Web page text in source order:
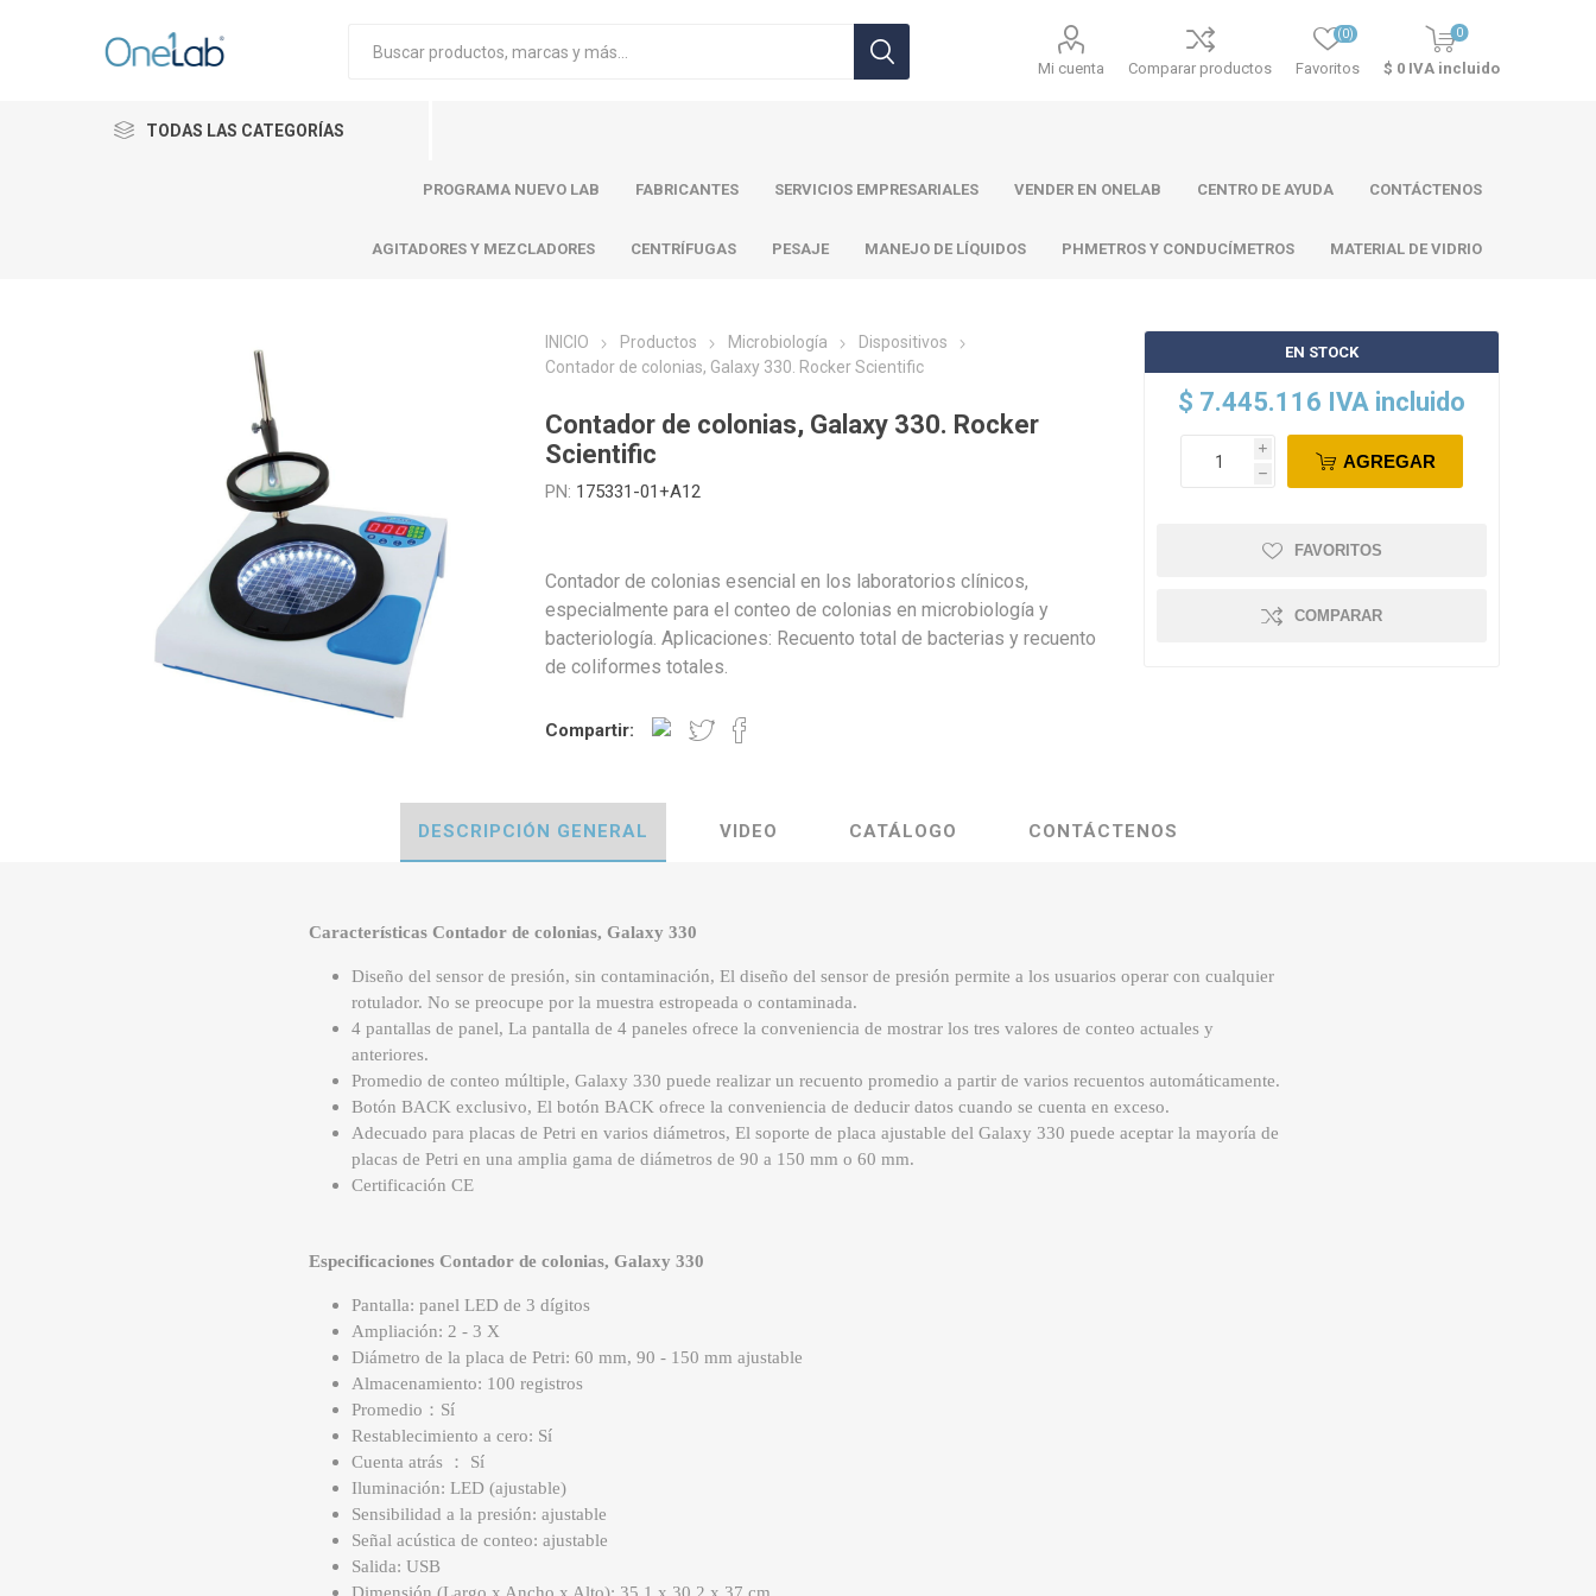
Mi cuenta Comparar productos Favoritos
(0) 0
$ 0 IVA incluido
TODAS LAS CATEGORÍAS
PROGRAMA NUEVO LAB FABRICANTES
Atago
Thermo
Scientific
SERVICIOS EMPRESARIALES VENDER EN ONELAB CENTRO DE AYUDA CONTÁCTENOS
AGITADORES Y MEZCLADORES CENTRÍFUGAS PESAJE MANEJO DE LÍQUIDOS PHMETROS Y CONDUCÍMETROS MATERIAL DE VIDRIO
INICIO Productos Microbiología
Dispositivos
Contador de colonias, Galaxy 330. Rocker Scientific
Contador de colonias, Galaxy 330. Rocker
Scientific
PN: 175331-01+A12
Contador de colonias esencial en los laboratorios clínicos,
especialmente para el conteo de colonias en microbiología y
bacteriología. Aplicaciones: Recuento total de bacterias y recuento
de coliformes totales.
Compartir:
EN STOCK
$ 7.445.116 IVA incluido
i
h
AGREGAR
FAVORITOS
COMPARAR
DESCRIPCIÓN GENERAL VIDEO CATÁLOGO CONTÁCTENOS
Características Contador de colonias, Galaxy 330
Diseño del sensor de presión, sin contaminación, El diseño del sensor de presión permite a los usuarios operar con cualquier
rotulador. No se preocupe por la muestra estropeada o contaminada.
4 pantallas de panel, La pantalla de 4 paneles ofrece la conveniencia de mostrar los tres valores de conteo actuales y
anteriores.
Promedio de conteo múltiple, Galaxy 330 puede realizar un recuento promedio a partir de varios recuentos automáticamente.
Botón BACK exclusivo, El botón BACK ofrece la conveniencia de deducir datos cuando se cuenta en exceso.
Adecuado para placas de Petri en varios diámetros, El soporte de placa ajustable del Galaxy 330 puede aceptar la mayoría de
placas de Petri en una amplia gama de diámetros de 90 a 150 mm o 60 mm.
Certificación CE
Especificaciones Contador de colonias, Galaxy 330
Pantalla: panel LED de 3 dígitos
Ampliación: 2 - 3 X
Diámetro de la placa de Petri: 60 mm, 90 - 150 mm ajustable
Almacenamiento: 100 registros
Promedio：Sí
Restablecimiento a cero: Sí
Cuenta atrás ： Sí
Iluminación: LED (ajustable)
Sensibilidad a la presión: ajustable
Señal acústica de conteo: ajustable
Salida: USB